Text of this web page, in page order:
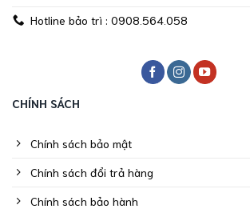
Hotline bảo trì : 0908.564.058
CHÍNH SÁCH
Chính sách bảo mật
Chính sách đổi trả hàng
Chính sách bảo hành